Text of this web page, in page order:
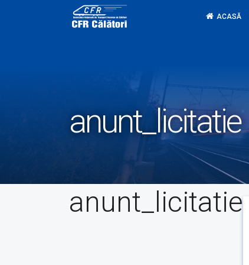
ACASĂ
anunt_licitatie
anunt_licitatie